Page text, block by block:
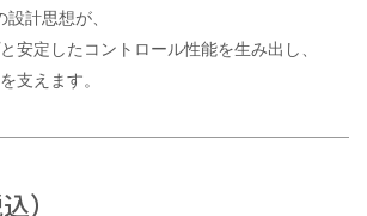
計思想が、
安定したコントロール性能を生み出し、
支えます。
）